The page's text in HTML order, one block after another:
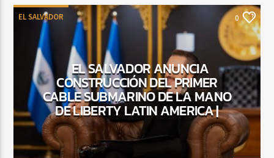
EL SALVADOR 0
EL SALVADOR ANUNCIA
CONSTRUCCIÓN DEL PRIMER
CABLE SUBMARINO DE LA MANO
DE LIBERTY LATIN AMERICA |